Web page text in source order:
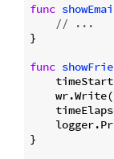
func
// ...
}
func
}